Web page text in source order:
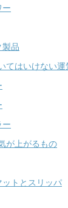
ー
製品
てはいけない
ー
が上がるもの
ットとスリッパ